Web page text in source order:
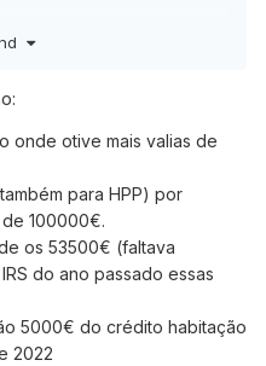
de isenção nos
onde otive mais valias de
para HPP) por
100000€.
os 53500€ (faltava
do ano passado essas
5000€ do crédito habitação
2022